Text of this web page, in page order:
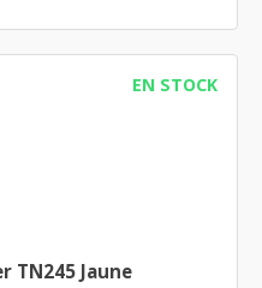
EN STOCK
TN245 Jaune